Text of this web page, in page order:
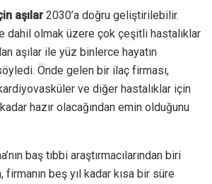
aşılar2030’a doğru geliştirilebilir.
dahil olmak üzere çok çeşitli hastalıklar
aşılar ile yüz binlerce hayatın
Önde gelen bir ilaç firması,
ve diğer hastalıklar için
kadar hazır olacağından emin olduğunu
baş tıbbi araştırmacılarından biri
firmanın beş yıl kadar kısa bir süre